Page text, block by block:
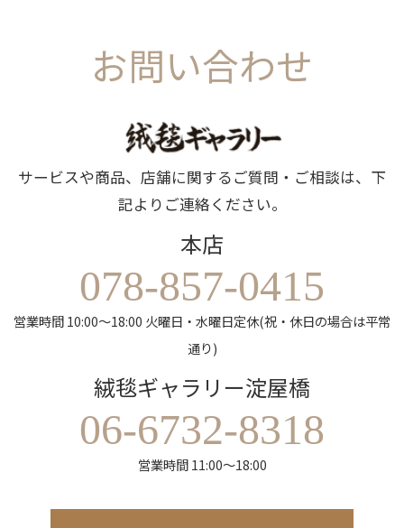
お問い合わせ
サービスや商品、店舗に関するご質問・ご相談は、下
記よりご連絡ください。
本店
078-857-0415
営業時間 10:00～18:00 火曜日・水曜日定休(祝・休日の場合は平常
通り)
絨毯ギャラリー淀屋橋
06-6732-8318
営業時間 11:00～18:00